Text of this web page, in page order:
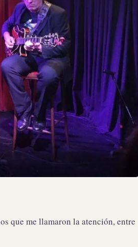
que me llamaron la atención, entre